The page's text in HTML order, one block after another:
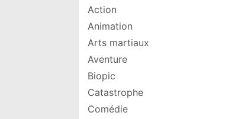
Action
Animation
Arts martiaux
Aventure
Biopic
Catastrophe
Comédie